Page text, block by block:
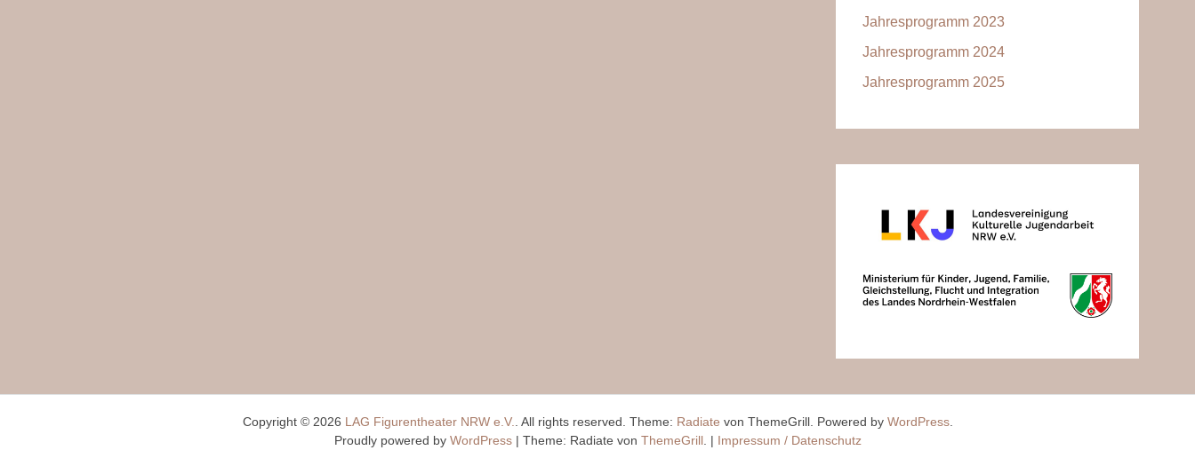
Jahresprogramm 2023
Jahresprogramm 2024
Jahresprogramm 2025
Copyright © 2026 LAG Figurentheater NRW e.V. . All rights reserved. Theme: Radiate von ThemeGrill. Powered by WordPress.
Proudly powered by WordPress | Theme: Radiate von ThemeGrill. | Impressum / Datenschutz